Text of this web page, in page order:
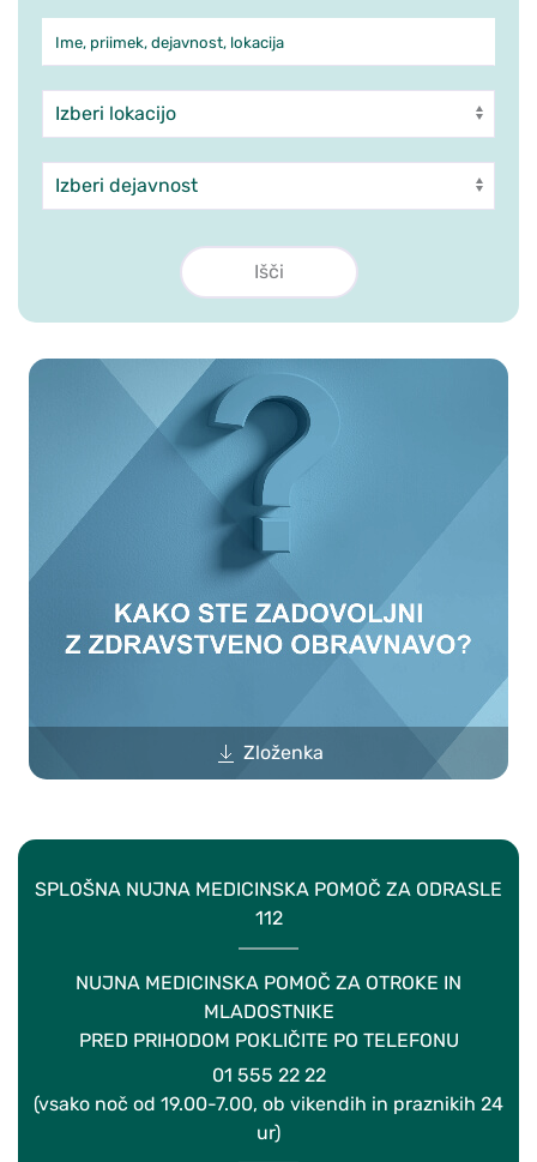
Iskanje po ambulantah in
Ime, priimek, dejavnost, lokacija
Enota
Dejavnost
Zloženka
SPLOŠNA NUJNA MEDICINSKA POMOČ ZA ODRASLE
112
NUJNA MEDICINSKA POMOČ ZA OTROKE IN
MLADOSTNIKE
PRED PRIHODOM POKLIČITE PO TELEFONU
01 555 22 22
(vsako noč od 19.00-7.00, ob vikendih in praznikih 24
ur)